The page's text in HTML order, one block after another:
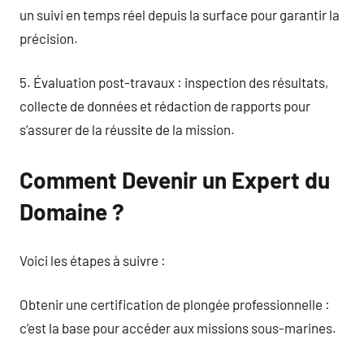
un suivi en temps réel depuis la surface pour garantir la
précision.
5. Évaluation post-travaux : inspection des résultats,
collecte de données et rédaction de rapports pour
s’assurer de la réussite de la mission.
Comment Devenir un Expert du
Domaine ?
Voici les étapes à suivre :
Obtenir une certification de plongée professionnelle :
c’est la base pour accéder aux missions sous-marines.